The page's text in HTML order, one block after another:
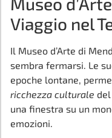
Viaggio nel
Il Museo d’Arte di
sembra fermarsi. Le
epoche lontane,
ricchezza culturale
una finestra su un
emozioni.